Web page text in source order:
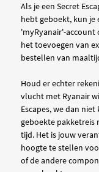
Als je een Secret
hebt geboekt, kun je
'myRyanair'-
het toevoegen van
bestellen van
Houd er echter
vlucht met Ryanair
Escapes, we dan
geboekte pakketreis
tijd. Het is jouw
hoogte te stellen
of de andere